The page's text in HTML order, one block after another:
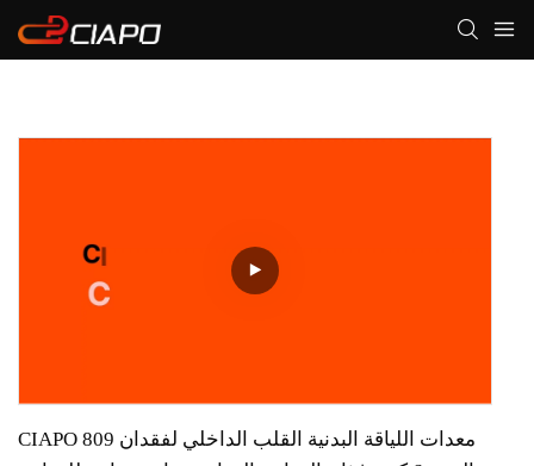
CIAPO 809 معدات اللياقة البدنية القلب الداخلي لفقدان